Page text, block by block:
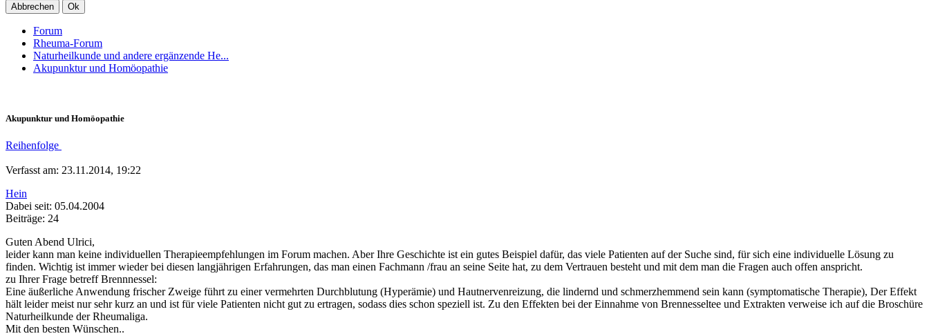
Abbrechen Ok
Forum
Rheuma-Forum
Naturheilkunde und andere ergänzende He...
Akupunktur und Homöopathie
Akupunktur und Homöopathie
Reihenfolge
Verfasst am: 23.11.2014, 19:22
Hein
Dabei seit: 05.04.2004
Beiträge: 24
Guten Abend Ulrici,
leider kann man keine individuellen Therapieempfehlungen im Forum machen. Aber Ihre Geschichte ist ein gutes Beispiel dafür, das viele Patienten auf der Suche sind, für sich eine individuelle Lösung zu
finden. Wichtig ist immer wieder bei diesen langjährigen Erfahrungen, das man einen Fachmann /frau an seine Seite hat, zu dem Vertrauen besteht und mit dem man die Fragen auch offen anspricht.
zu Ihrer Frage betreff Brennnessel:
Eine äußerliche Anwendung frischer Zweige führt zu einer vermehrten Durchblutung (Hyperämie) und Hautnervenreizung, die lindernd und schmerzhemmend sein kann (symptomatische Therapie), Der Effekt
hält leider meist nur sehr kurz an und ist für viele Patienten nicht gut zu ertragen, sodass dies schon speziell ist. Zu den Effekten bei der Einnahme von Brennesseltee und Extrakten verweise ich auf die Broschüre
Naturheilkunde der Rheumaliga.
Mit den besten Wünschen..